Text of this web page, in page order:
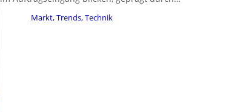
Markt, Trends, Technik